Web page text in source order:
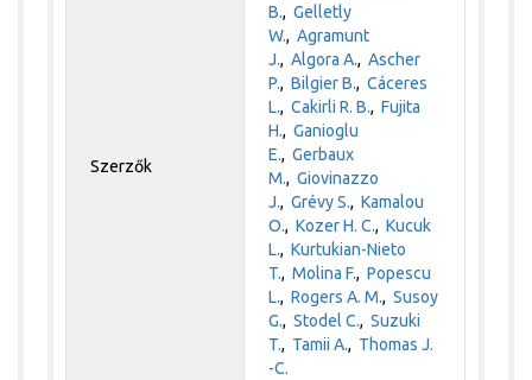
Szerzők
B.,Gelletly
W.,Agramunt
J.,Algora A.,Ascher
P.,Bilgier B.,Cáceres
L.,Cakirli R. B.,Fujita
H.,Ganioglu
E.,Gerbaux
M.,Giovinazzo
J.,Grévy S.,Kamalou
O.,Kozer H. C.,Kucuk
L.,Kurtukian-Nieto
T.,Molina F.,Popescu
L.,Rogers A. M.,Susoy
G.,Stodel C.,Suzuki
T., Tamii A., Thomas J.
-C.